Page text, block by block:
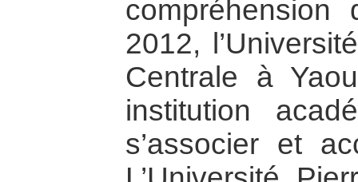
compréhension
2012,
Centrale à
institution
s’associer et